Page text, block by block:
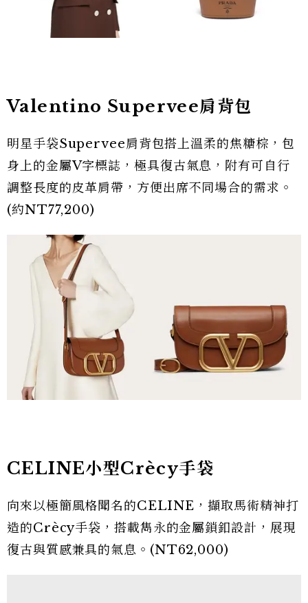
Valentino Supervee肩背包
明星手袋Supervee肩背包搭上溫柔的焦糖棕，包
身上的金屬V字標誌，極具復古氣息，附有可自行
調整長度的皮革肩帶，方便出席不同場合的需求。
(約NT77,200)
CELINE小型Crècy手袋
向來以極簡風格聞名的CELINE，擷取馬術精神打
造的Crècy手袋，搭載雋永的金屬鎖釦設計，展現
復古與質感兼具的氣息。(NT62,000)